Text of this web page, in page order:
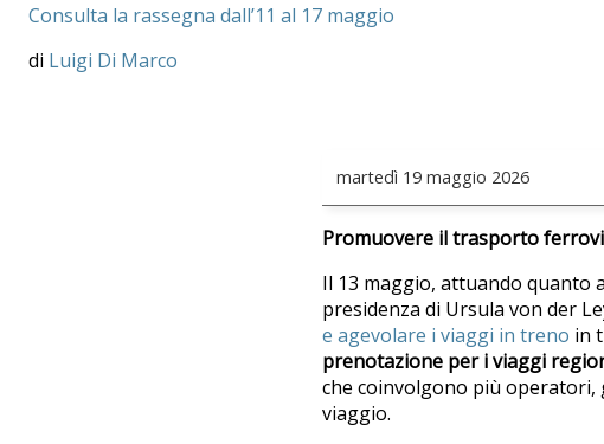
Consulta la rassegna dall’11 al 17 maggio
Luigi Di Marco
martedì 19 maggio 2026
Promuovere il trasporto
Il 13 maggio, attuando quanto
presidenza di Ursula von der
e agevolare i viaggi in treno in
prenotazione per i viaggi
che coinvolgono più
viaggio.